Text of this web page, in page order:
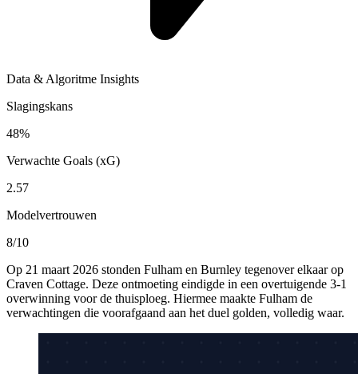
Data & Algoritme Insights
Slagingskans
48%
Verwachte Goals (xG)
2.57
Modelvertrouwen
8/10
Op 21 maart 2026 stonden Fulham en Burnley tegenover elkaar op
Craven Cottage. Deze ontmoeting eindigde in een overtuigende 3-1
overwinning voor de thuisploeg. Hiermee maakte Fulham de
verwachtingen die voorafgaand aan het duel golden, volledig waar.